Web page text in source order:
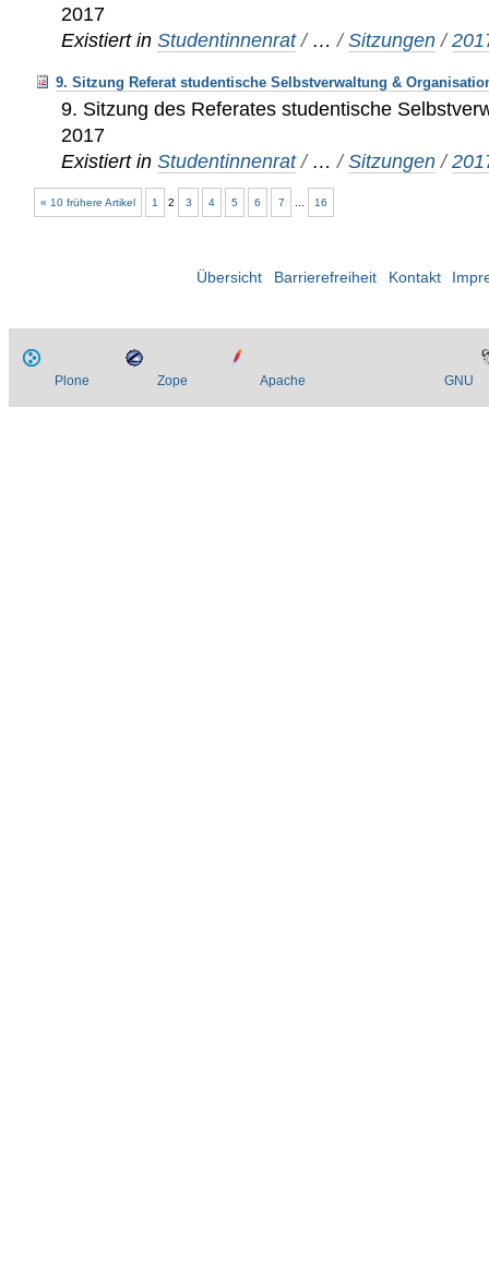
2017
Existiert in Studentinnenrat / …/Sitzungen /
9. Sitzung Referat studentische Selbstverwaltung &
9. Sitzung des Referates studentische
2017
Existiert in Studentinnenrat / …/Sitzungen /
« 10 frühere Artikel 1 2 3 4 5 6 7 16
Übersicht Barrierefreiheit Kontakt
Plone Zope Apache GNU